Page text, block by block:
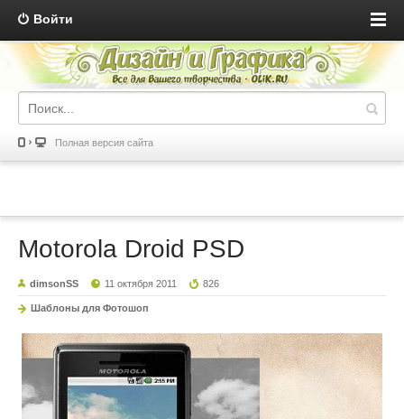
Войти
Полная версия сайта
Motorola Droid PSD
dimsonSS 11 октября 2011 826
Шаблоны для Фотошоп